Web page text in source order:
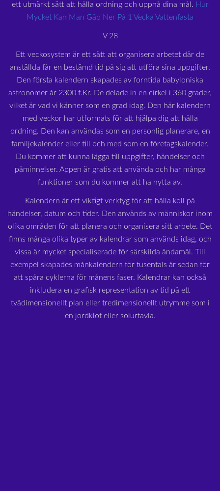
ett utmärkt sätt att hålla ordning och uppnå dina mål. Hur
Mycket Kan Man Gåp Ner På 1 Vecka Vattenfasta
V 28
Ett veckosystem är ett sätt att organisera arbetet där de
anställda får en bestämd tid på sig att utföra sina uppgifter.
Den första kalendern skapades av forntida babyloniska
astronomer år 2300 f.Kr. De delade in en cirkel i 360 grader,
vilket är vad vi känner som en grad idag. Den här kalendern
med veckor har utformats för att hjälpa dig att hålla
ordning. Den kan användas som en personlig planerare, en
familjekalender eller till och med som en företagskalender.
Du kommer att kunna lägga till uppgifter, händelser och
påminnelser. Appen är gratis att använda och har många
funktioner som du kommer att ha nytta av.
Kalendern är ett viktigt verktyg för att hålla koll på
händelser, datum och tider. Den används av människor inom
olika områden för att planera och organisera sitt arbete. Det
finns många olika typer av kalendrar som används idag, och
vissa är mycket specialiserade för särskilda ändamål. Till
exempel skapades månkalendern för tusentals år sedan för
att spåra cyklerna för månens faser. Kalendrar kan också
inkludera en grafisk representation av tid på ett
tvådimensionellt plan eller tredimensionellt utrymme som i
en jordklot eller solurtavla.